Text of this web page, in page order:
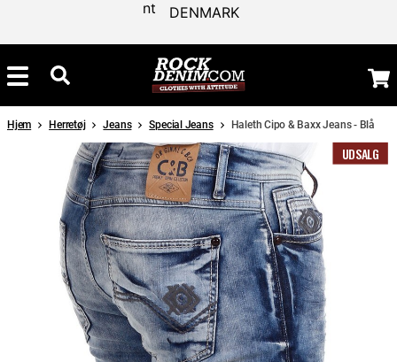
DENMARK
Hjem Herretøj Jeans Special Jeans Haleth Cipo & Baxx Jeans - Blå
UDSALG